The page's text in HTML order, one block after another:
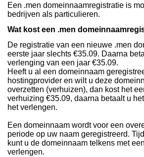
Een .men domeinnaamregistratie is
bedrijven als particulieren.
Wat kost een .men
De registratie van een nieuwe .men
eerste jaar slechts €35.09. Daarna
verlenging van een jaar €35.09.
Heeft u al een domeinnaam
hostingprovider en wilt u deze
overzetten (verhuizen), dan kost het
verhuizing €35.09, daarna betaalt u
het verlengen.
Een domeinnaam wordt voor een
periode op uw naam geregistreerd.
kunt u de domeinnaam telkens met
verlengen.